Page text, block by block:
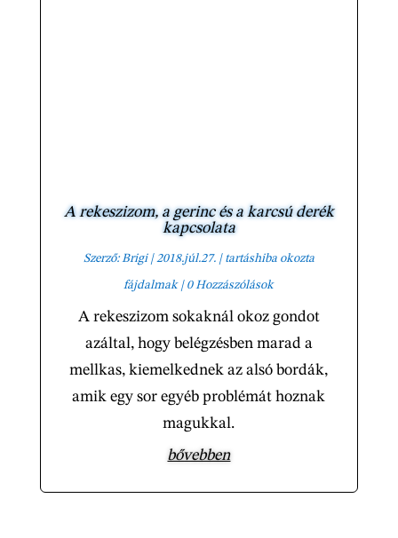
A rekeszizom, a gerinc és a karcsú derék
kapcsolata
Szerző: Brigi| 2018.júl.27.| tartáshiba okozta
fájdalmak| 0 Hozzászólások
A rekeszizom sokaknál okoz gondot
azáltal, hogy belégzésben marad a
mellkas, kiemelkednek az alsó bordák,
amik egy sor egyéb problémát hoznak
magukkal.
bővebben